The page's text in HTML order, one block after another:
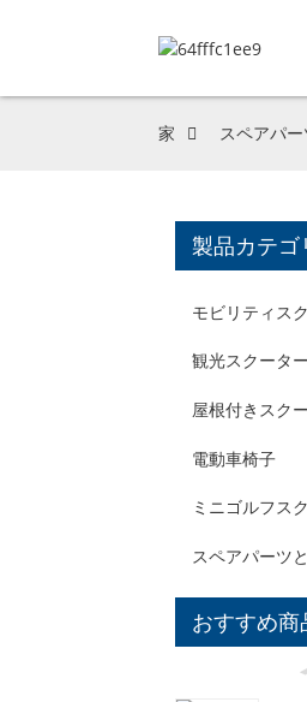
家 スペアパ
製品カテゴ
モビリティス
観光スクーター
屋根付きスク
電動車椅子
ミニゴルフス
スペアパーツ
おすすめ商